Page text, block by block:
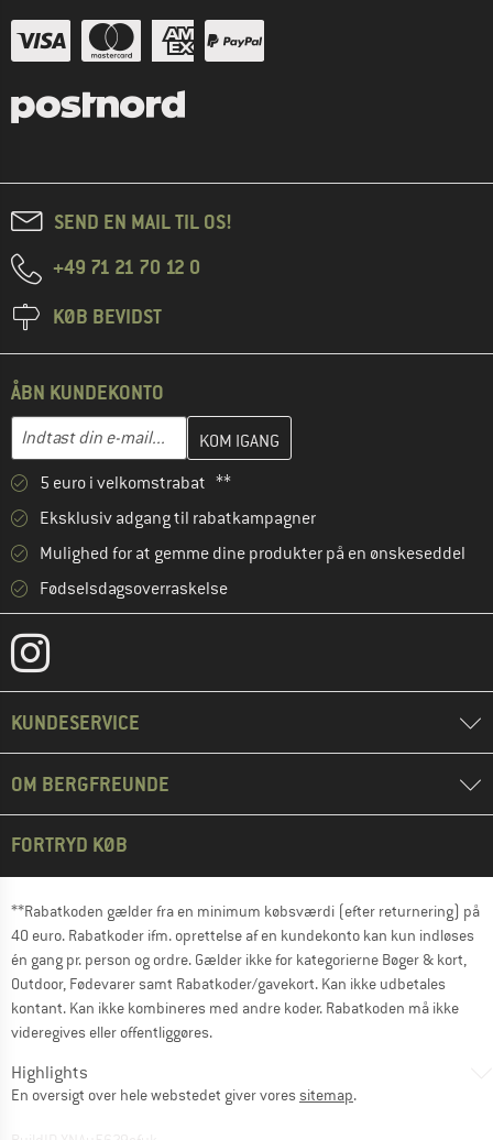
SEND EN MAIL TIL OS!
+49 71 21 70 12 0
KØB BEVIDST
ÅBN KUNDEKONTO
E-mail-adresse
Indtast din e-mailadresse her, og opret i næste trin din
5 euro i velkomstrabat **
Eksklusiv adgang til rabatkampagner
Mulighed for at gemme dine produkter på en ønskeseddel
Fødselsdagsoverraskelse
KUNDESERVICE
OM BERGFREUNDE
FORTRYD KØB
**Rabatkoden gælder fra en minimum købsværdi (efter returnering) på
40 euro. Rabatkoder ifm. oprettelse af en kundekonto kan kun indløses
én gang pr. person og ordre. Gælder ikke for kategorierne Bøger & kort,
Outdoor, Fødevarer samt Rabatkoder/gavekort. Kan ikke udbetales
kontant. Kan ikke kombineres med andre koder. Rabatkoden må ikke
videregives eller offentliggøres.
Highlights
En oversigt over hele webstedet giver voressitemap.